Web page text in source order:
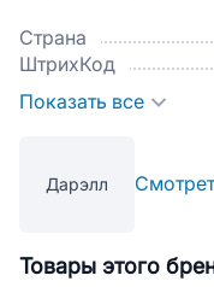
Страна
ШтрихКод
Показать все
Дарэлл
Товары этого